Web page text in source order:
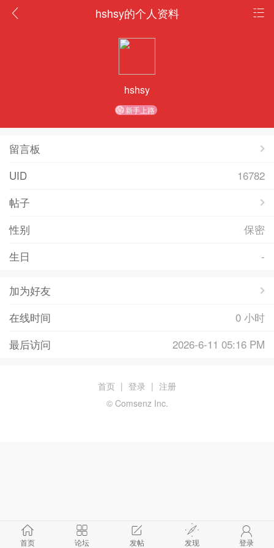
hshsy的个人资料
hshsy
新手上路
留言板
UID
16782
帖子
性别
保密
生日
-
加为好友
在线时间
0 小时
最后访问
2026-6-11 05:16 PM
首页 论坛 发帖 发现 登录
首页 | 登录 | 注册
© Comsenz Inc.